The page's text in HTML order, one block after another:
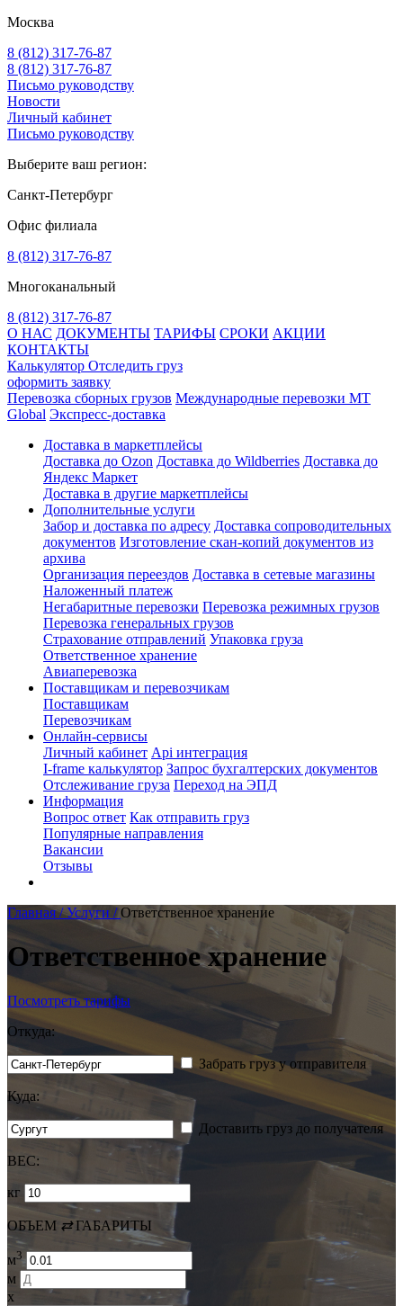
Москва
8 (812) 317-76-87
8 (812) 317-76-87
Письмо руководству
Новости
Личный кабинет
Письмо руководству
Выберите ваш регион:
Санкт-Петербург
Офис филиала
8 (812) 317-76-87
Многоканальный
8 (812) 317-76-87
О НАС ДОКУМЕНТЫ ТАРИФЫ СРОКИ АКЦИИ
КОНТАКТЫ
Калькулятор Отследить груз
оформить заявку
Перевозка сборных грузов Международные перевозки MT
Global Экспресс-доставка
Доставка в маркетплейсы
Доставка до Ozon Доставка до Wildberries Доставка до
Яндекс Маркет
Доставка в другие маркетплейсы
Дополнительные услуги
Забор и доставка по адресу Доставка сопроводительных
документов Изготовление скан-копий документов из
архива
Организация переездов Доставка в сетевые магазины
Наложенный платеж
Негабаритные перевозки Перевозка режимных грузов
Перевозка генеральных грузов
Страхование отправлений Упаковка груза
Ответственное хранение
Авиаперевозка
Поставщикам и перевозчикам
Поставщикам
Перевозчикам
Онлайн-сервисы
Личный кабинет Api интеграция
I-frame калькулятор Запрос бухгалтерских документов
Отслеживание груза Переход на ЭПД
Информация
Вопрос ответ Как отправить груз
Популярные направления
Вакансии
Отзывы
Главная /Услуги /Ответственное хранение
Ответственное хранение
Посмотреть тарифы
Откуда:
Забрать груз у отправителя
Куда:
Доставить груз до получателя
ВЕС:
кг
ОБЪЕМ ⇄ ГАБАРИТЫ
м3
м
x